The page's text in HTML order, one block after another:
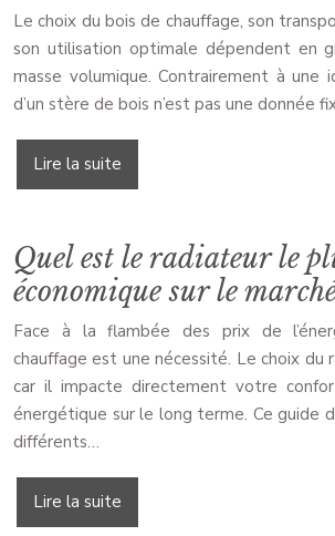
Le choix du bois de chauffage, son
son utilisation optimale dépendent en
masse volumique. Contrairement à une
d’un stère de bois n’est pas une donnée
Lire la suite
Quel est le radiateur le
économique sur le
Face à la flambée des prix de
chauffage est une nécessité. Le choix du
car il impacte directement votre
énergétique sur le long terme. Ce guide
différents…
Lire la suite